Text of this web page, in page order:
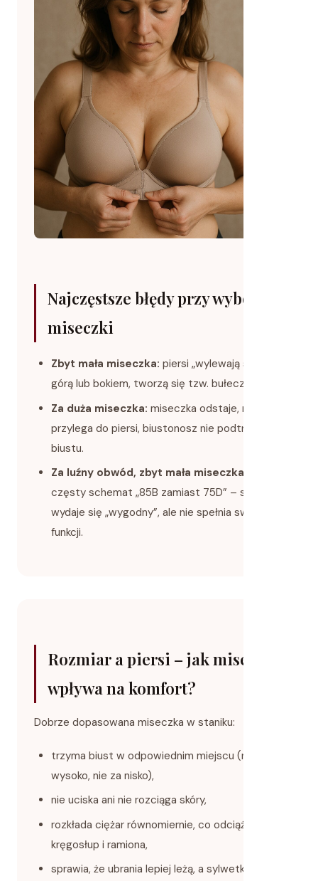
Najczęstsze błędy przy wyborze
miseczki
Zbyt mała miseczka: piersi „wylewają się”
górą lub bokiem, tworzą się tzw. bułeczki.
Za duża miseczka: miseczka odstaje, nie
przylega do piersi, biustonosz nie podtrzymuje
biustu.
Za luźny obwód, zbyt mała miseczka:
częsty schemat „85B zamiast 75D” – stanik
wydaje się „wygodny”, ale nie spełnia swojej
funkcji.
Rozmiar a piersi – jak miseczka
wpływa na komfort?
Dobrze dopasowana miseczka w staniku:
trzyma biust w odpowiednim miejscu (nie za
wysoko, nie za nisko),
nie uciska ani nie rozciąga skóry,
rozkłada ciężar równomiernie, co odciąża
kręgosłup i ramiona,
sprawia, że ubrania lepiej leżą, a sylwetka